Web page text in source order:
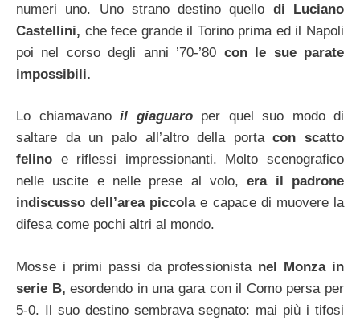
numeri uno. Uno strano destino quello di Luciano
Castellini, che fece grande il Torino prima ed il Napoli
poi nel corso degli anni ’70-’80 con le sue parate
impossibili.
Lo chiamavano il giaguaroper quel suo modo di
saltare da un palo all’altro della portacon scatto
felino e riflessi impressionanti. Molto scenografico
nelle uscite e nelle prese al volo,era il padrone
indiscusso dell’area piccolae capace di muovere la
difesa come pochi altri al mondo.
Mosse i primi passi da professionista nel Monza in
serie B, esordendo in una gara con il Como persa per
5-0. Il suo destino sembrava segnato: mai più i tifosi